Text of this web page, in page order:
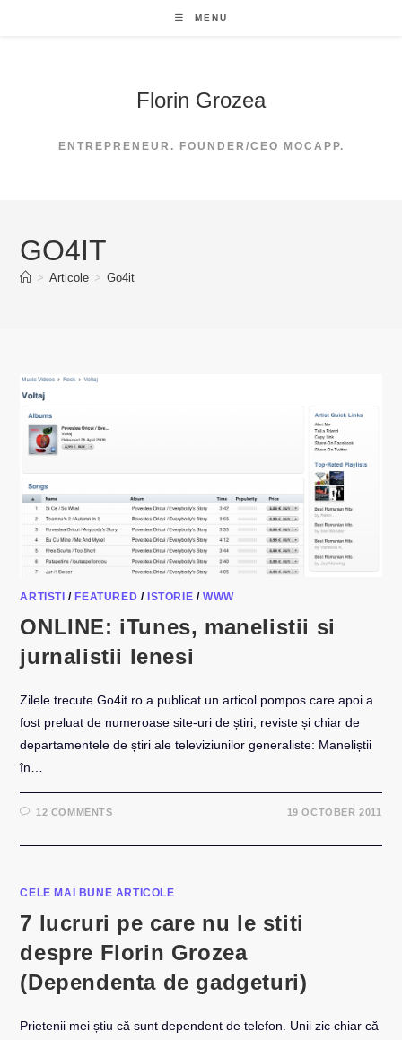
MENU
Florin Grozea
ENTREPRENEUR. FOUNDER/CEO MOCAPP.
GO4IT
> Articole > Go4it
ARTISTI / FEATURED / ISTORIE /WWW
ONLINE: iTunes, manelistii si
jurnalistii lenesi
Zilele trecute Go4it.ro a publicat un articol pompos care apoi a
fost preluat de numeroase site-uri de știri, reviste și chiar de
departamentele de știri ale televiziunilor generaliste: Maneliștii
în…
12 COMMENTS 19 OCTOBER 2011
CELE MAI BUNE ARTICOLE
7 lucruri pe care nu le stiti
despre Florin Grozea
(Dependenta de gadgeturi)
Prietenii mei știu că sunt dependent de telefon. Unii zic chiar că